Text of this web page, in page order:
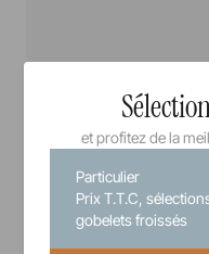
et profitez de la
Particulier
Prix T.T.C,
gobelets froissés